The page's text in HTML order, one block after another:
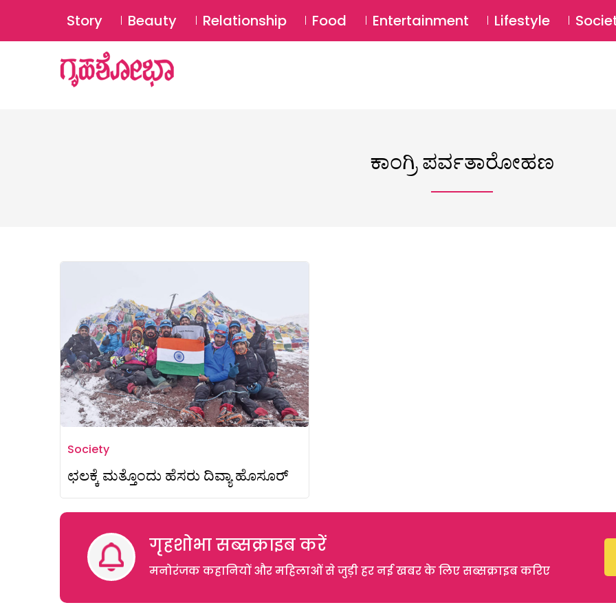
Story Beauty Relationship Food Entertainment Lifestyle
ಕಾಂಗ್ರಿ ಪರ್ವತಾರೋಹಣ
Society
ಛಲಕ್ಕೆ ಮತ್ತೊಂದು ಹೆಸರು ದಿವ್ಯಾ ಹೊಸೂರ್
गृहशोभा सब्सक्राइब करें
मनोरंजक कहानियों और महिलाओं से जुड़ी हर नई खबर के लिए सब्सक्राइब करिए